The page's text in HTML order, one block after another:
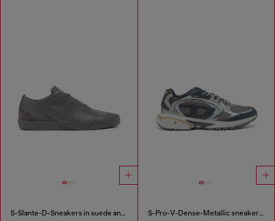
S-Slante-D-Sneakers in suede and leather with D logo S-Pro-V-Dense-Metallic sneakers in mesh and PU